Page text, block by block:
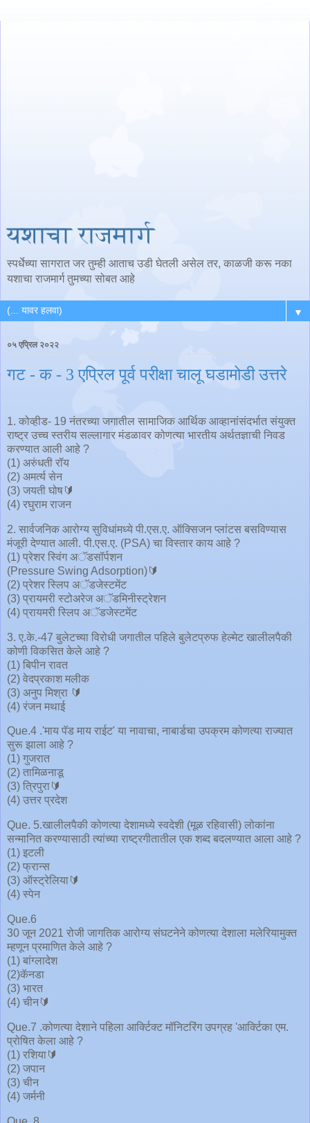
यशाचा राजमार्ग
स्पर्धेच्या सागरात जर तुम्ही आताच उडी घेतली असेल तर, काळजी करू नका
यशाचा राजमार्ग तुमच्या सोबत आहे
▼
०५ एप्रिल २०२२
गट - क - 3 एप्रिल पूर्व परीक्षा चालू घडामोडी उत्तरे
1. कोव्हीड- 19 नंतरच्या जगातील सामाजिक आर्थिक आव्हानांसंदर्भात संयुक्त
राष्ट्र उच्च स्तरीय सल्लागार मंडळावर कोणत्या भारतीय अर्थतज्ञाची निवड
करण्यात आली आहे ?
(1) अरुंधती रॉय
(2) अमर्त्य सेन
(3) जयती घोष🔰
(4) रघुराम राजन
2. सार्वजनिक आरोग्य सुविधांमध्ये पी.एस.ए. ऑक्सिजन प्लांटस बसविण्यास
मंजूरी देण्यात आली. पी.एस.ए. (PSA) चा विस्तार काय आहे ?
(1) प्रेशर स्विंग अॅडसॉर्पशन
(Pressure Swing Adsorption)🔰
(2) प्रेशर स्लिप अॅडजेस्टमेंट
(3) प्रायमरी स्टोअरेज अॅडमिनीस्ट्रेशन
(4) प्रायमरी स्लिप अॅडजेस्टमेंट
3. ए.के.-47 बुलेटच्या विरोधी जगातील पहिले बुलेटप्रुफ हेल्मेट खालीलपैकी
कोणी विकसित केले आहे ?
(1) बिपीन रावत
(2) वेदप्रकाश मलीक
(3) अनुप मिश्रा 🔰
(4) रंजन मथाई
Que.4 .'माय पॅड माय राईट' या नावाचा, नाबार्डचा उपक्रम कोणत्या राज्यात
सुरू झाला आहे ?
(1) गुजरात
(2) तामिळनाडू
(3) त्रिपुरा🔰
(4) उत्तर प्रदेश
Que. 5.खालीलपैकी कोणत्या देशामध्ये स्वदेशी (मूळ रहिवासी) लोकांना
सन्मानित करण्यासाठी त्यांच्या राष्ट्रगीतातील एक शब्द बदलण्यात आला आहे ?
(1) इटली
(2) फ्रान्स
(3) ऑस्ट्रेलिया🔰
(4) स्पेन
Que.6
30 जून 2021 रोजी जागतिक आरोग्य संघटनेने कोणत्या देशाला मलेरियामुक्त
म्हणून प्रमाणित केले आहे ?
(1) बांग्लादेश
(2)कॅनडा
(3) भारत
(4) चीन🔰
Que.7 .कोणत्या देशाने पहिला आर्क्टिक्ट मॉनिटरिंग उपग्रह 'आर्क्टिका एम.
प्रोषित केला आहे ?
(1) रशिया🔰
(2) जपान
(3) चीन
(4) जर्मनी